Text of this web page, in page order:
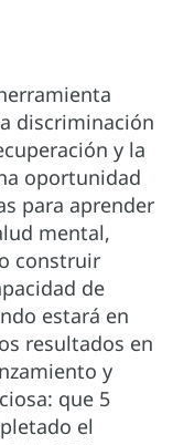
discriminación
y la
oportunidad
para aprender
mental,
construir
de
estará en
resultados en
y
que 5
el